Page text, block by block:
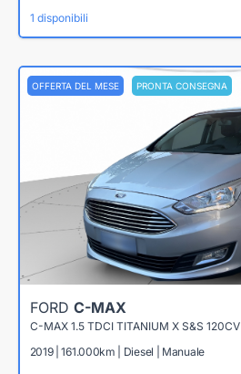
1 disponibili
OFFERTA DEL MESE PRONTA CONSEGNA
FORD C-MAX
C-MAX 1.5 TDCI TITANIUM X S&S 120CV
2019 | 161.000km | Diesel | Manuale